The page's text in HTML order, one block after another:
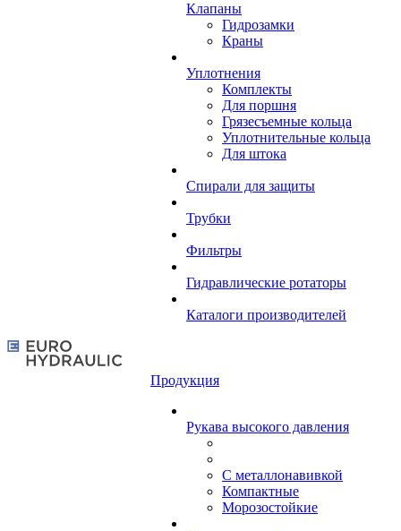
Клапаны
Гидрозамки
Краны
Уплотнения
Комплекты
Для поршня
Грязесъемные кольца
Уплотнительные кольца
Для штока
Спирали для защиты
Трубки
Фильтры
Гидравлические ротаторы
Каталоги производителей
Продукция
Рукава высокого давления
С металлонавивкой
Компактные
Морозостойкие